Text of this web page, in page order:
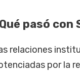
pasó con
relaciones
por la